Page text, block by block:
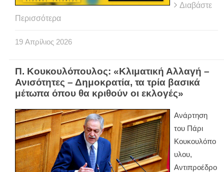
Διαβάστε
Περισσότερα
19 Απρίλιος 2026
Π. Κουκουλόπουλος: «Κλιματική Αλλαγή –
Ανισότητες – Δημοκρατία, τα τρία βασικά
μέτωπα όπου θα κριθούν οι εκλογές»
Ανάρτηση
του Πάρι
Κουκουλόπο
υλου,
Αντιπροέδρο